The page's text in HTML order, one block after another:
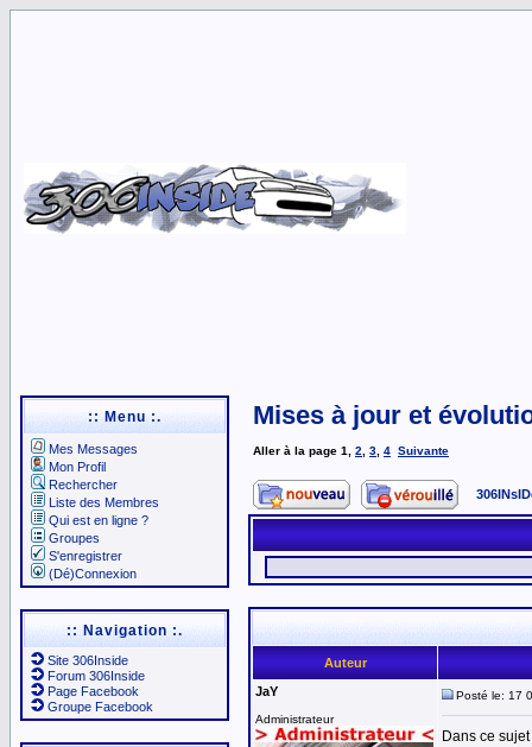
:: Menu :.
Mes Messages
Mon Profil
Rechercher
Liste des Membres
Qui est en ligne ?
Groupes
S'enregistrer
(Dé)Connexion
:: Navigation :.
Site 306Inside
Forum 306Inside
Page Facebook
Groupe Facebook
Mises à jour et
Aller à la page 1 2 3 4 Suivante
Auteur
JaY
Administrateur
Posté le: 17
Dans ce